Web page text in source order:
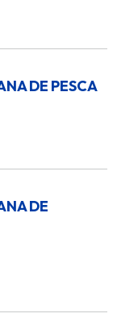
DE PESCA
DE